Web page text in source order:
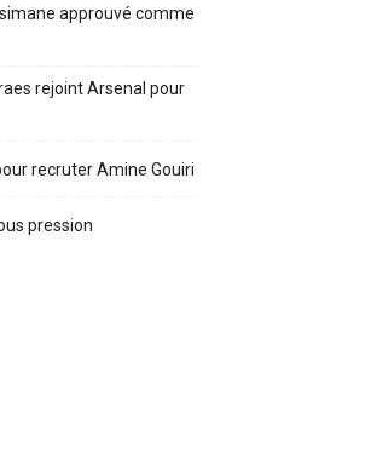
approuvé comme
rejoint Arsenal pour
recruter Amine Gouiri
pression